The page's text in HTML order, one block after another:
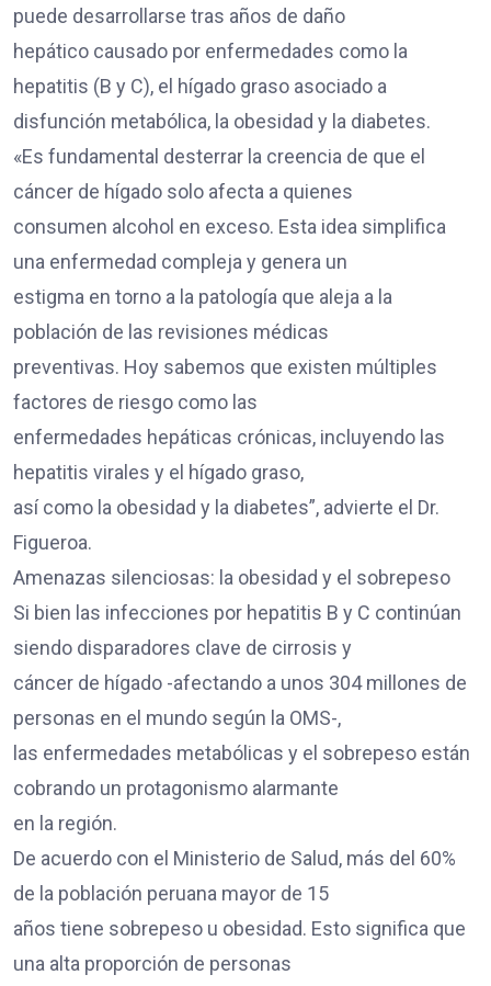
puede desarrollarse tras años de daño
hepático causado por enfermedades como la
hepatitis (B y C), el hígado graso asociado a
disfunción metabólica, la obesidad y la diabetes.
«Es fundamental desterrar la creencia de que el
cáncer de hígado solo afecta a quienes
consumen alcohol en exceso. Esta idea simplifica
una enfermedad compleja y genera un
estigma en torno a la patología que aleja a la
población de las revisiones médicas
preventivas. Hoy sabemos que existen múltiples
factores de riesgo como las
enfermedades hepáticas crónicas, incluyendo las
hepatitis virales y el hígado graso,
así como la obesidad y la diabetes”, advierte el Dr.
Figueroa.
Amenazas silenciosas: la obesidad y el sobrepeso
Si bien las infecciones por hepatitis B y C continúan
siendo disparadores clave de cirrosis y
cáncer de hígado -afectando a unos 304 millones de
personas en el mundo según la OMS-,
las enfermedades metabólicas y el sobrepeso están
cobrando un protagonismo alarmante
en la región.
De acuerdo con el Ministerio de Salud, más del 60%
de la población peruana mayor de 15
años tiene sobrepeso u obesidad. Esto significa que
una alta proporción de personas